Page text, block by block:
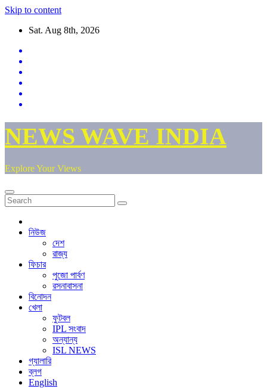
Skip to content
Sat. Aug 8th, 2026
NEWS WAVE INDIA
Explore Your Views
নিউজ
দেশ
রাজ্য
ফিচার
পুজো পার্বণ
রসনাবাসনা
বিনোদন
খেলা
ফুটবল
IPL সংবাদ
অন্যান্য
ISL NEWS
গ্যালারি
ব্লগ
English